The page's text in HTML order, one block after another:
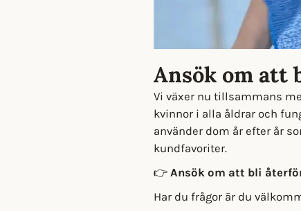
Ansök om att
Vi växer nu tillsammans
kvinnor i alla åldrar och
använder dom år efter år
kundfavoriter.
👉 Ansök om att bli
Har du frågor är du